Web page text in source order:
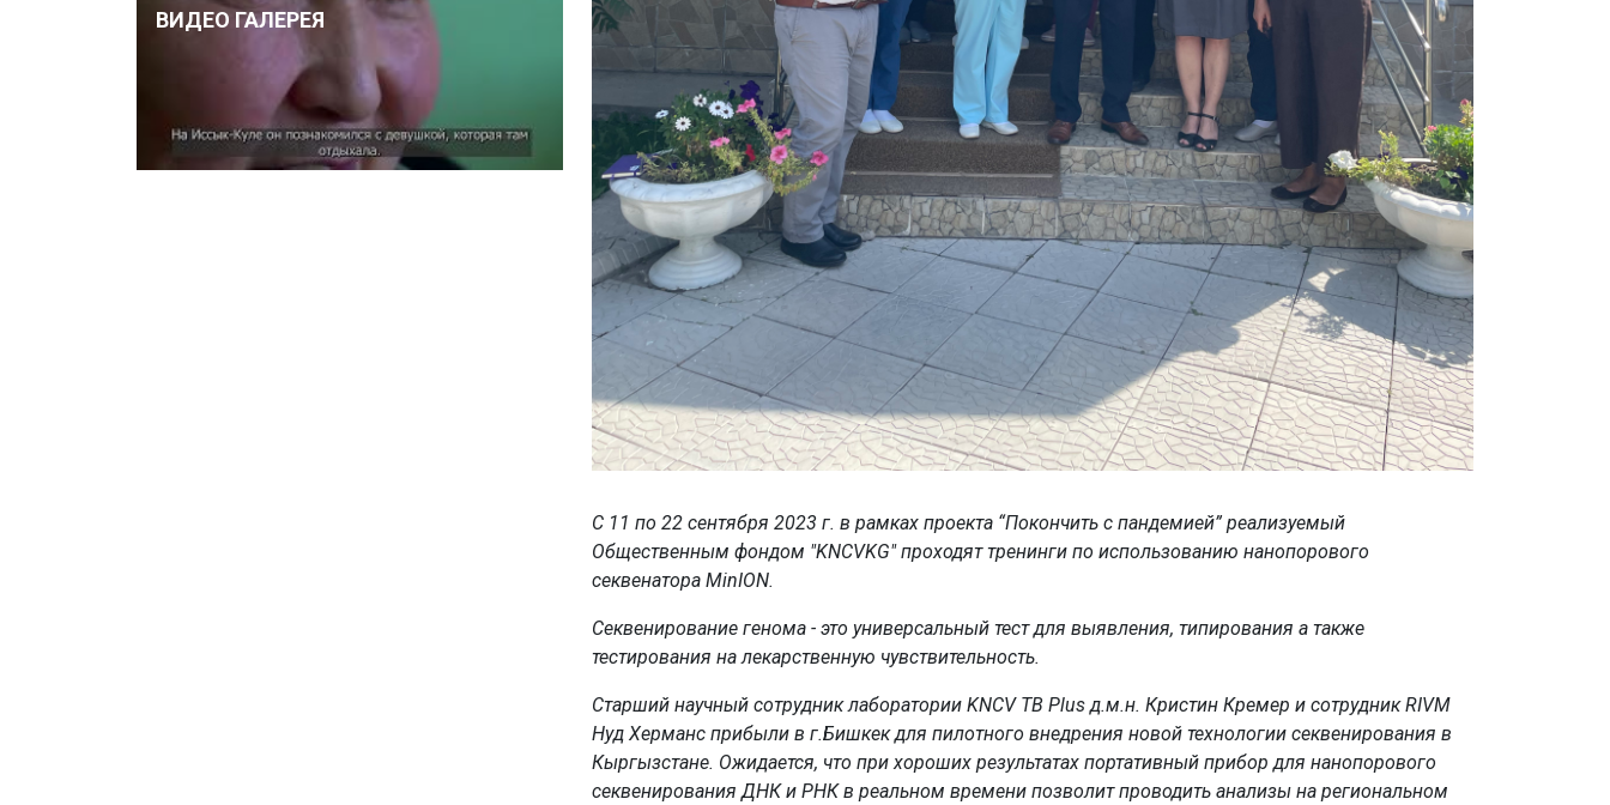
ВИДЕО ГАЛЕРЕЯ
С 11 по 22 сентября 2023 г. в рамках проекта “Покончить с пандемией” реализуемый
Общественным фондом "KNCVKG" проходят тренинги по использованию нанопорового
секвенатора MinION.
Секвенирование генома - это универсальный тест для выявления, типирования а также
тестирования на лекарственную чувствительность.
Старший научный сотрудник лаборатории KNCV TB Plus д.м.н. Кристин Кремер и сотрудник RIVM
Нуд Херманс прибыли в г.Бишкек для пилотного внедрения новой технологии секвенирования в
Кыргызстане. Ожидается, что при хороших результатах портативный прибор для нанопорового
секвенирования ДНК и РНК в реальном времени позволит проводить анализы на региональном